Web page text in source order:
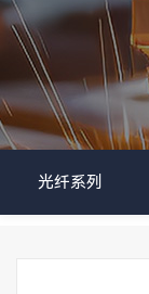
合作伙伴
检测设备
光纤系列